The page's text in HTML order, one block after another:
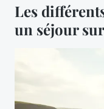
Les
un séjour